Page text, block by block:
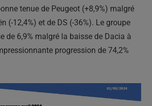
tenue de Peugeot (+8,9%) malgré
(-12,4%) et de DS (-36%). Le groupe
de 6,9% malgré la baisse de Dacia à
progression de 74,2%